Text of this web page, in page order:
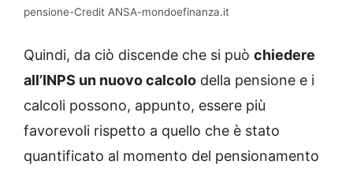
pensione-Credit ANSA-mondoefinanza.it
Quindi, da ciò discende che si può chiedere
all’INPS un nuovo calcolo della pensione e i
calcoli possono, appunto, essere più
favorevoli rispetto a quello che è stato
quantificato al momento del pensionamento